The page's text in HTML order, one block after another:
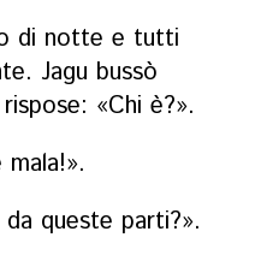
di notte e tutti
Jagu bussò
«Chi è?».
».
queste parti?».